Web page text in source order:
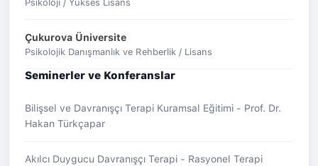
Psikoloji / Yükses Lisans
Çukurova Üniversite
Psikolojik Danışmanlık ve Rehberlik / Lisans
Seminerler ve Konferanslar
Bilişsel ve Davranışçı Terapi Kuramsal Eğitimi - Prof. Dr.
Hakan Türkçapar
Akılcı Duygucu Davranışçı Terapi - Rasyonel Terapi